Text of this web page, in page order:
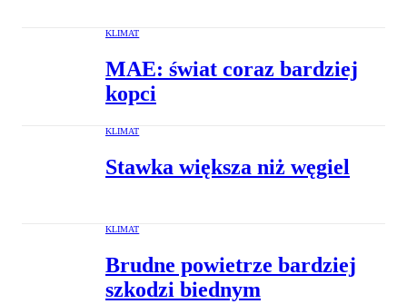
KLIMAT
MAE: świat coraz bardziej
kopci
KLIMAT
Stawka większa niż węgiel
KLIMAT
Brudne powietrze bardziej
szkodzi biednym